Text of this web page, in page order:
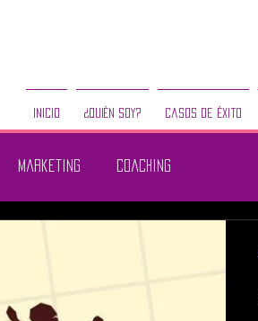
Inicio ¿Quién Soy? Casos de Éxito
marketing coaching